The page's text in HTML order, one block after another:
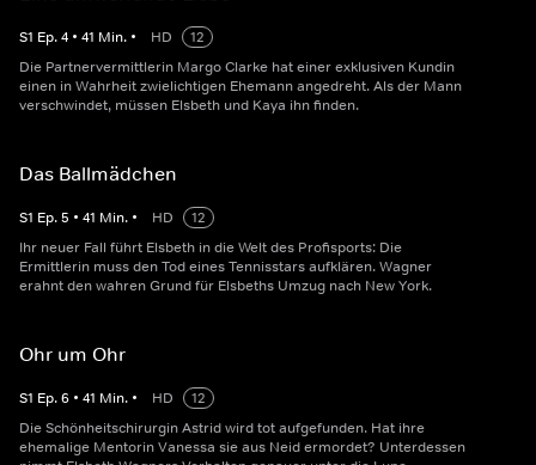
S1 Ep.4 • 41 Min. • HD
12
Die Partnervermittlerin Margo Clarke hat einer exklusiven Kundin
einen in Wahrheit zwielichtigen Ehemann angedreht. Als der Mann
verschwindet, müssen Elsbeth und Kaya ihn finden.
Das Ballmädchen
S1 Ep.5 • 41 Min. • HD
12
Ihr neuer Fall führt Elsbeth in die Welt des Profisports: Die
Ermittlerin muss den Tod eines Tennisstars aufklären. Wagner
erahnt den wahren Grund für Elsbeths Umzug nach New York.
Ohr um Ohr
S1 Ep.6 • 41 Min. • HD
12
Die Schönheitschirurgin Astrid wird tot aufgefunden. Hat ihre
ehemalige Mentorin Vanessa sie aus Neid ermordet? Unterdessen